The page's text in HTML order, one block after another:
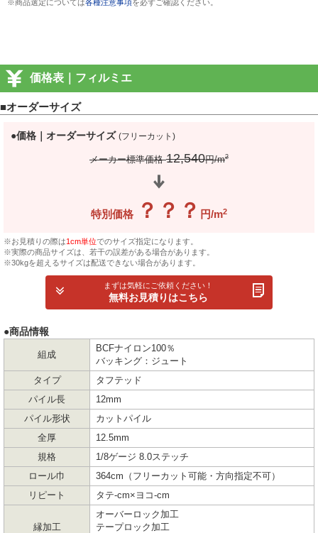
※商品選定については各種注意事項を必ずご確認ください。
価格表｜フィルミエ
■オーダーサイズ
●価格｜オーダーサイズ (フリーカット)
メーカー標準価格12,540円/m2
特別価格 ？？？ 円/m2
※お見積りの際は1cm単位でのサイズ指定になります。
※実際の商品サイズは、若干の誤差がある場合があります。
※30kgを超えるサイズは配送できない場合があります。
まずは気軽にご依頼ください！
無料お見積りはこちら
●商品情報
組成
BCFナイロン100％
バッキング：ジュート
タイプ
タフテッド
パイル長
12mm
パイル形状
カットパイル
全厚
12.5mm
規格
1/8ゲージ 8.0ステッチ
ロール巾
364cm（フリーカット可能・方向指定不可）
リピート
タテ-cm×ヨコ-cm
縁加工
オーバーロック加工
テープロック加工